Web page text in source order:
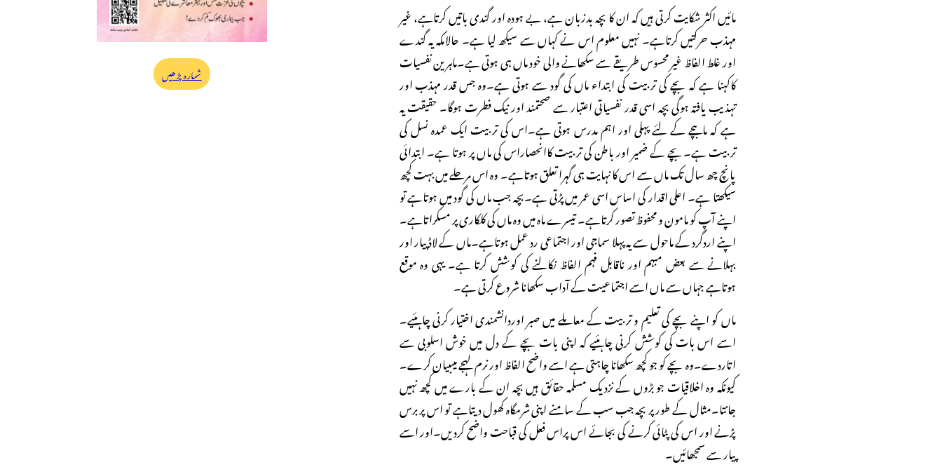
مائیں اکثر شکایت کرتی ہیں کہ ان کا بچہ بدزبان ہے، بے ہودہ اور گندی باتیں کرتاہے، غیر
مہذب حرکتیں کرتاہے۔ نہیں معلوم اس نے کہاں سے سیکھ لیا ہے۔ حالاںکہ یہ گندے
اور غلط الفاظ غیر محسوس طریقے سے سکھانے والی خود ماں ہی ہوتی ہے۔ماہرین نفسیات
کاکہنا ہے کہ بچے کی تربیت کی ابتداء ماں کی گود سے ہوتی ہے۔وہ جس قدر مہذب اور
تہذیب یافتہ ہوگی بچہ اسی قدر نفسیاتی اعتبار سے صحتمند اور نیک فطرت ہوگا۔ حقیقت یہ
ہے کہ ماںبچے کے لئے پہلی اور اہم مدرس ہوتی ہے۔اس کی تربیت ایک عمدہ نسل کی
تربیت ہے۔بچے کے ضمیر اور باطن کی تربیت کاانحصاراس کی ماں پر ہوتا ہے۔ ابتدائی
پانچ چھ سال تک ماں سے اس کا نہایت ہی گہرا تعلق ہوتاہے۔ وہ اس مرحلے میں بہت کچھ
سیکھتا ہے۔ اعلی اقدار کی اساس اسی عمر میں پڑتی ہے۔بچہ جب ماں کی گود میں ہوتاہے تو
اپنے آپ کو مامون و محفوظ تصور کرتاہے۔ تیسرے ماہ میں وہ ماں کی کلکاری پر مسکراتاہے۔
اپنے اردگرد کے ماحول سے یہ پہلا سماجی اور اجتماعی رد عمل ہوتاہے۔ماں کے لاڈ پیار اور
بہلانے سے بعض مبہم اور ناقابل فہم الفاظ نکالنے کی کوشش کرتا ہے۔ یہی وہ موقع
ہوتاہے جہاں سے ماں اسے اجتماعیت کے آداب سکھانا شروع کرتی ہے۔
ماں کو اپنے بچے کی تعلیم و تربیت کے معاملے میں صبر اوردانشمندی اختیار کرنی چاہئیے۔
اسے اس بات کی کوشش کرنی چاہئیے کہ اپنی بات بچے کے دل میں خوش اسلوبی سے
اتاردے۔وہ بچے کو جو کچھ سکھانا چاہتی ہے اسے واضح الفاظ اور نرم لہجے میںبیان کرے۔
کیونکہ وہ اخلاقیات جو بڑوں کے نزدیک مسلمہ حقائق ہیں بچہ ان کے بارے میں کچھ نہیں
جانتا۔مثال کے طور پر بچہ جب سب کے سامنے اپنی شرمگاہ کھول دیتاہے تو اس پر برس
پڑنے اور اس کی پٹائی کرنے کی بجائے اس پراس فعل کی قباحت واضح کردیں۔اور اسے
پیار سے سمجھائیں۔
شمارہ پڑھیں